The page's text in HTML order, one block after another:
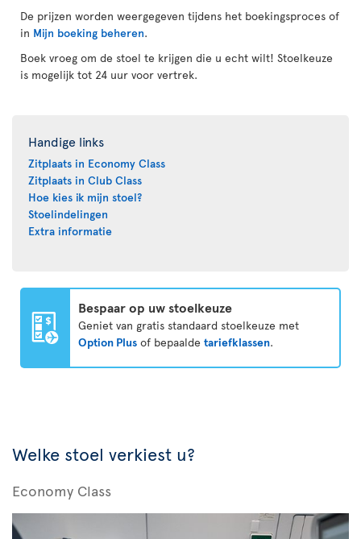
De prijzen worden weergegeven tijdens het boekingsproces of
in Mijn boeking beheren.
Boek vroeg om de stoel te krijgen die u echt wilt! Stoelkeuze
is mogelijk tot 24 uur voor vertrek.
Handige links
Zitplaats in Economy Class
Zitplaats in Club Class
Hoe kies ik mijn stoel?
Stoelindelingen
Extra informatie
Bespaar op uw stoelkeuze
Geniet van gratis standaard stoelkeuze met
Option Plus of bepaalde tariefklassen.
Welke stoel verkiest u?
Economy Class